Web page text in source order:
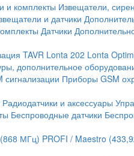
и комплекты Извещатели,
и датчики
Датчики
TAVR Lonta 202 Lonta
дополнительное
Приборы GSM
Радиодатчики и аксессуары
Беспроводные датчики
МГц) PROFI / Maestro